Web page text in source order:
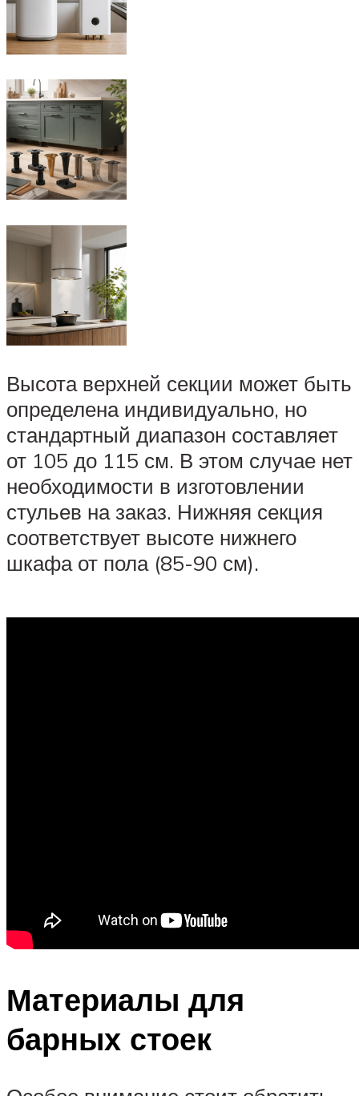
Высота верхней секции может быть
определена индивидуально, но
стандартный диапазон составляет
от 105 до 115 см. В этом случае нет
необходимости в изготовлении
стульев на заказ. Нижняя секция
соответствует высоте нижнего
шкафа от пола (85-90 см).
Материалы для
барных стоек